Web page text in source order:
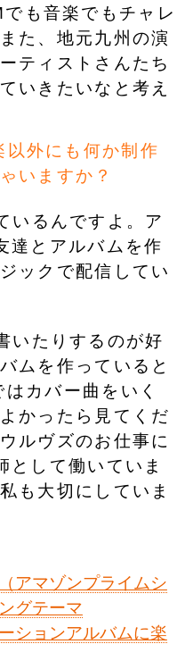
も音楽でもチャレ
た、地元九州の演
ティストさんたち
いきたいなと考え
外にも何か制作
いますか？
いるんですよ。ア
達とアルバムを作
ックで配信してい
いたりするのが好
ムを作っていると
カバー曲をいく
かったら見てくだ
ルヴズのお仕事に
として働いていま
も大切にしていま
アマゾンプライムシ
グテーマ
ションアルバムに楽